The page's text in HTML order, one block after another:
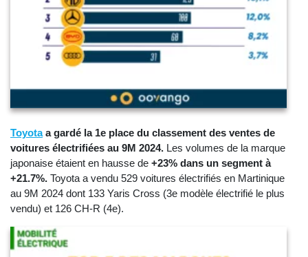
Toyotaa gardé la 1e place du classement des ventes de
voitures électrifiées au 9M 2024. Les volumes de la marque
japonaise étaient en hausse de +23% dans un segment à
+21.7%. Toyota a vendu 529 voitures électrifiés en Martinique
au 9M 2024 dont 133 Yaris Cross (3e modèle électrifié le plus
vendu) et 126 CH-R (4e).